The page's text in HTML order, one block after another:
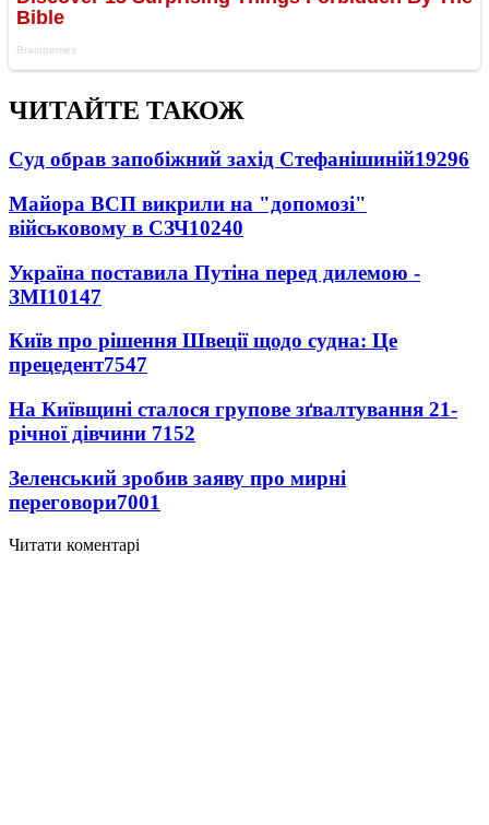
ЧИТАЙТЕ ТАКОЖ
Суд обрав запобіжний захід Стефанішиній19296
Майора ВСП викрили на "допомозі"
військовому в СЗЧ10240
Україна поставила Путіна перед дилемою -
ЗМІ10147
Київ про рішення Швеції щодо судна: Це
прецедент7547
На Київщині сталося групове зґвалтування 21-
річної дівчини 7152
Зеленський зробив заяву про мирні
переговори7001
Читати коментарі